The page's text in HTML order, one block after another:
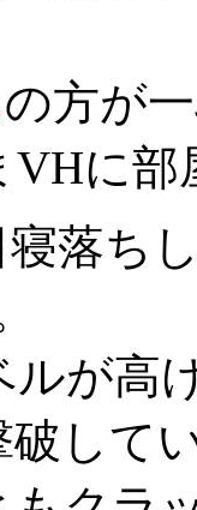
の方が
VHに
落ち
ルが高
破して